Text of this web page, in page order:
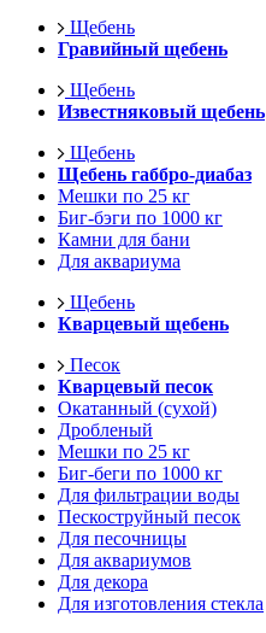
Щебень
Гравийный щебень
Щебень
Известняковый щебень
Щебень
Щебень габбро-диабаз
Мешки по 25 кг
Биг-бэги по 1000 кг
Камни для бани
Для аквариума
Щебень
Кварцевый щебень
Песок
Кварцевый песок
Окатанный (сухой)
Дробленый
Мешки по 25 кг
Биг-беги по 1000 кг
Для фильтрации воды
Пескоструйный песок
Для песочницы
Для аквариумов
Для декора
Для изготовления стекла